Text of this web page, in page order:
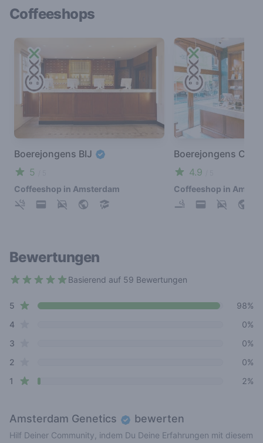
Coffeeshops
Boerejongens BIJ
5
Coffeeshop in Amsterdam
Boerejongens
4.9
Coffeeshop in
Bewertungen
Basierend auf 59 Bewertungen
Review data
5 star reviews
98%
4star reviews
0%
3
0%
2
0%
1 star reviews 2%
Amsterdam Genetics bewerten
Hilf Deiner Community, indem Du Deine Erfahrungen mit diesem